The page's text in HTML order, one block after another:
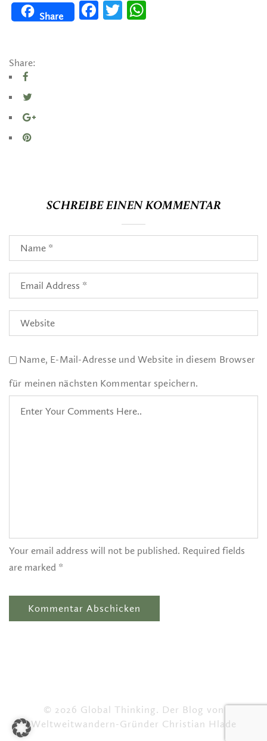
Share
FacebookTwitter
Share:
SCHREIBE EINEN KOMMENTAR
Name, E-Mail-Adresse und Website in diesem Browser
für meinen nächsten Kommentar speichern.
Your email address will not be published. Required fields
are marked *
© 2026 Global Thinking. Der Blog von
Weltweitwandern-Gründer Christian Hlade